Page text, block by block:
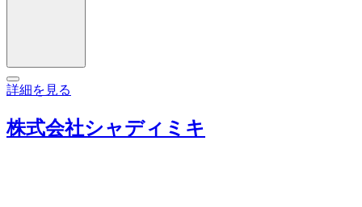
詳細を見る
株式会社シャディミキ